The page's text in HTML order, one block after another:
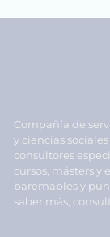
Compañía de
y ciencias
consultores
cursos, másters y
baremables y
saber más,